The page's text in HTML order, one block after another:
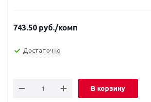
743.50 руб./комп
Достаточно
В корзину